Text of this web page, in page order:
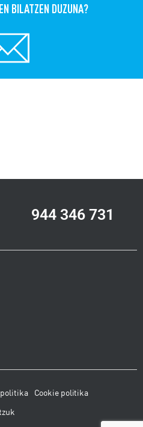
BILATZEN DUZUNA?
944 346 731
Cookie politika